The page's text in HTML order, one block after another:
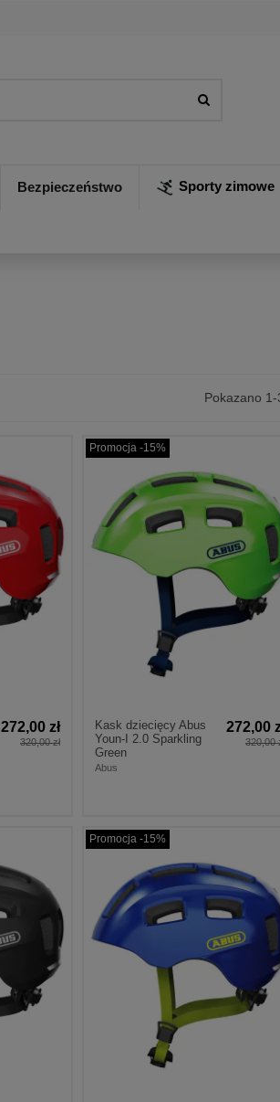
Bezpieczeństwo Sporty zimowe
Pokazano
272,00 zł
320,00 zł
Promocja -15%
Kask dziecięcy Abus
Youn-I 2.0 Sparkling
Green
Abus
272,00
320,00
Promocja -15%